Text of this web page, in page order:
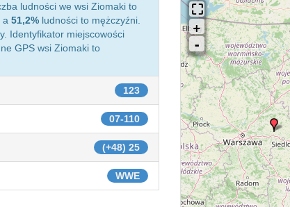
ludności we wsi Ziomaki to
a 51,2% ludności to mężczyźni.
Identyfikator miejscowości
GPS wsi Ziomaki to
123
07-110
(+48) 25
WWE